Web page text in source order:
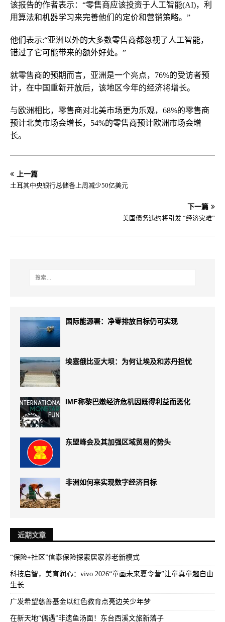
该报告的作者表示：“零售商应该投资于人工智能(AI)，利
用算法和机器学习来完善他们的定价和营销策略。”
他们表示:“亚洲以外的大多数零售商都忽视了人工智能，
错过了它可能带来的额外好处。”
就零售商的预期而言，亚洲是一个亮点，76%的受访者预
计，在中国重新开放后，该地区今年的经济将增长。
与欧洲相比，零售商对北美市场更为乐观，68%的零售商
预计北美市场会增长，54%的零售商预计欧洲市场会增
长。
上一篇
土耳其中央银行总储备上周减少50亿美元
下一篇
美国债务违约将引发 “经济灾难”
国际能源署：净零排放目标仍可实现
埃塞俄比亚大坝：为何让埃及和苏丹担忧
IMF称黎巴嫩经济危机因既得利益而恶化
东盟峰会及其加强区域贸易的势头
非洲如何来实现数字经济目标
近期文章
“保险+社区”信泰保险探索居家养老新模式
科技启智，美育润心：vivo 2026“童画未来夏令营”让童真童趣自由
生长
广发希望慈善基金以红色教育点亮边关少年梦
在新天地“偶遇”非遗鱼汤面！东台西溪文旅新落子